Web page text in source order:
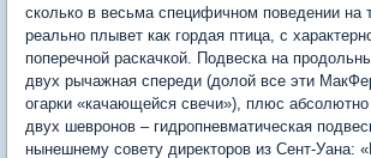
сколько в весьма специфичном поведении на
реально плывет как гордая птица, с
поперечной раскачкой. Подвеска на
двух рычажная спереди (долой все эти
огарки «качающейся свечи»), плюс
двух шевронов – гидропневматическая
нынешнему совету директоров из Сент-Уана: